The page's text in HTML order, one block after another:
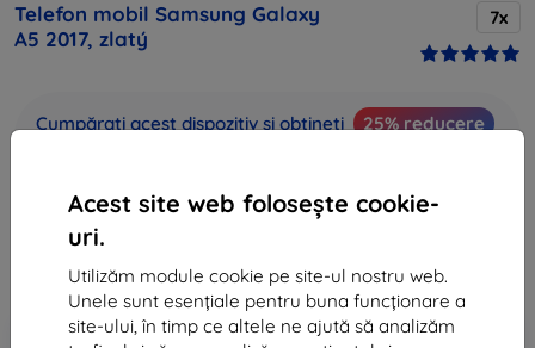
Acest site web folosește cookie-
uri.
Utilizăm module cookie pe site-ul nostru web.
Unele sunt esențiale pentru buna funcționare a
site-ului, în timp ce altele ne ajută să analizăm
Telefon mobil Samsung Galaxy
A5 2017, zlatý
7x
Cumpărați acest dispozitiv și obțineți
25% reducere
Preț final
994 lei
895 lei
-10% Reducere cu cupon EXTRA10 Adaugă în coș